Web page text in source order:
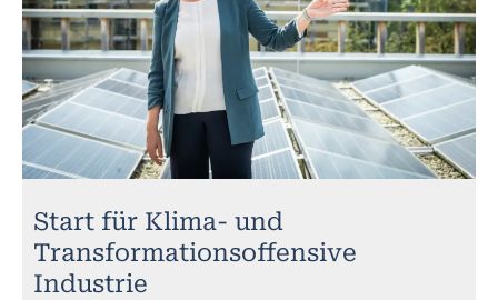
Start für Klima- und
Transformationsoffensive
Industrie